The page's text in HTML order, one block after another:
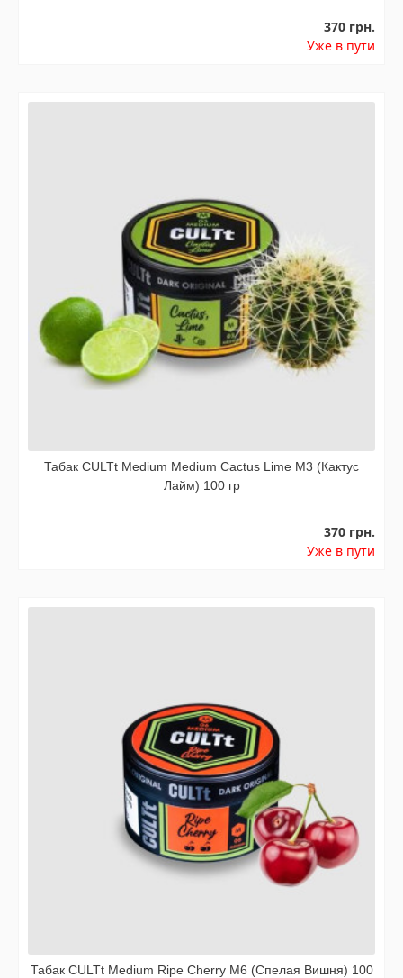
370 грн.
Уже в пути
Табак CULTt Medium Medium Cactus Lime M3 (Кактус
Лайм) 100 гр
370 грн.
Уже в пути
Табак CULTt Medium Ripe Cherry M6 (Спелая Вишня) 100